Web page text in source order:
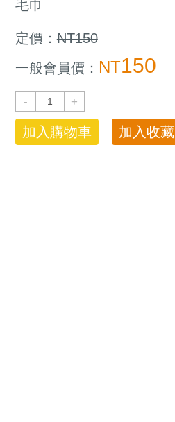
毛巾
定價：NT150
一般會員價： NT150
- +
加入購物車 加入收藏